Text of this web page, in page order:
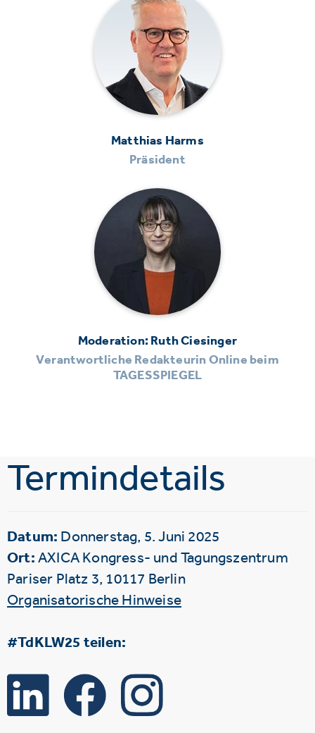
Matthias Harms
Präsident
Moderation: Ruth Ciesinger
Verantwortliche Redakteurin Online beim
TAGESSPIEGEL
Termindetails
Datum: Donnerstag, 5. Juni 2025
Ort: AXICA Kongress- und Tagungszentrum
Pariser Platz 3, 10117 Berlin
Organisatorische Hinweise
#TdKLW25 teilen: